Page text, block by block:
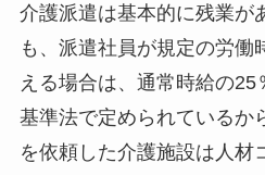
介護派遣は基本的に残業が
も、派遣社員が規定の労働
える場合は、通常時給の
基準法で定められているか
を依頼した介護施設は人材